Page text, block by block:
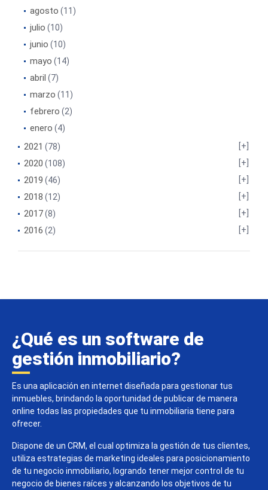
agosto (11)
julio (10)
junio (10)
mayo (14)
abril (7)
marzo (11)
febrero (2)
enero (4)
2021 (78)
2020 (108)
2019 (46)
2018 (12)
2017(8)
2016 (2)
¿Qué es un software de
gestión inmobiliario?
Es una aplicación en internet diseñada para gestionar tus
inmuebles, brindando la oportunidad de publicar de manera
online todas las propiedades que tu inmobiliaria tiene para
ofrecer.
Dispone de un CRM, el cual optimiza la gestión de tus clientes,
utiliza estrategias de marketing ideales para posicionamiento
de tu negocio inmobiliario, logrando tener mejor control de tu
negocio de bienes raíces y alcanzando los objetivos de tu